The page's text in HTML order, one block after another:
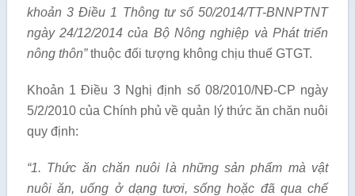
khoản 3 Điều 1 Thông tư số50/2014/TT-BNNPTNT
ngày 24/12/2014 của Bộ Nông nghiệp và Phát triển
nông thôn”thuộc đối tượng không chịu thuế GTGT.
Khoản 1 Điều 3 Nghị định số 08/2010/NĐ-CP ngày
5/2/2010 của Chính phủ về quản lý thức ăn chăn nuôi
quy định:
“1. Thức ăn chăn nuôi là nhữngsản phẩm mà vật
nuôi ăn,uống ởdạng tươi, sống hoặc đã qua chế